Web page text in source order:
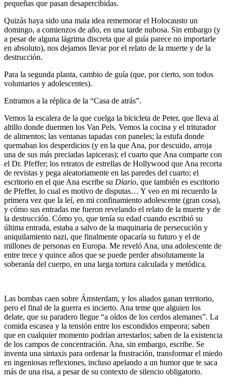
pequeñas que pasan desapercibidas.
Quizás haya sido una mala idea rememorar el Holocausto un
domingo, a comienzos de año, en una tarde nubosa. Sin embargo (y
a pesar de alguna lágrima discreta que al guía parece no importarle
en absoluto), nos dejamos llevar por el relato de la muerte y de la
destrucción.
Para la segunda planta, cambio de guía (que, por cierto, son todos
voluntarios y adolescentes).
Entramos a la réplica de la “Casa de atrás”.
Vemos la escalera de la que cuelga la bicicleta de Peter, que lleva al
altillo donde duermen los Van Pels. Vemos la cocina y el triturador
de alimentos; las ventanas tapadas con paneles; la estufa donde
quemaban los desperdicios (y en la que Ana, por descuido, arroja
una de sus más preciadas lapiceras); el cuarto que Ana comparte con
el Dr. Pfeffer; los retratos de estrellas de Hollywood que Ana recorta
de revistas y pega aleatoriamente en las paredes del cuarto; el
escritorio en el que Ana escribe su Diario, que también es escritorio
de Pfeffer, lo cual es motivo de disputas… Y veo en mi recuerdo la
primera vez que la leí, en mi confinamiento adolescente (gran cosa),
y cómo sus entradas me fueron revelando el relato de la muerte y de
la destrucción. Cómo yo, que tenía su edad cuando escribió su
última entrada, estaba a salvo de la maquinaria de persecución y
aniquilamiento nazi, que finalmente opacaría su futuro y el de
millones de personas en Europa. Me reveló Ana, una adolescente de
entre trece y quince años que se puede perder absolutamente la
soberanía del cuerpo, en una larga tortura calculada y metódica.
Las bombas caen sobre Ámsterdam, y los aliados ganan territorio,
pero el final de la guerra es incierto. Ana teme que alguien los
delate, que su paradero llegue “a oídos de los cerdos alemanes”. La
comida escasea y la tensión entre los escondidos empeora; saben
que en cualquier momento podrían arrestarlos; saben de la existencia
de los campos de concentración. Ana, sin embargo, escribe. Se
inventa una sintaxis para ordenar la frustración, transformar el miedo
en ingeniosas reflexiones, incluso apelando a un humor que te saca
más de una risa, a pesar de su contexto de silencio obligatorio.